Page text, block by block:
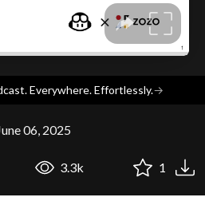
Everywhere. Effortlessly.→
06, 2025
3.3k 1